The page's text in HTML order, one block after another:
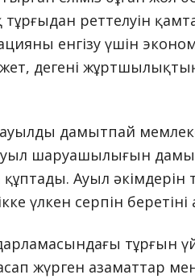
реттелуін
енгізу үшін
дегені
дамытпай
шаруашылығын
Ауыл әкімдерін
үлкен серпін беретіні
тұрғын
жүрген азаматтар